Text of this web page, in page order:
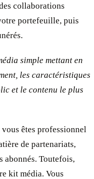
collaborations
portefeuille, puis
simple mettant en
les caractéristiques
et le contenu le plus
êtes professionnel
de partenariats,
abonnés. Toutefois,
kit média. Vous